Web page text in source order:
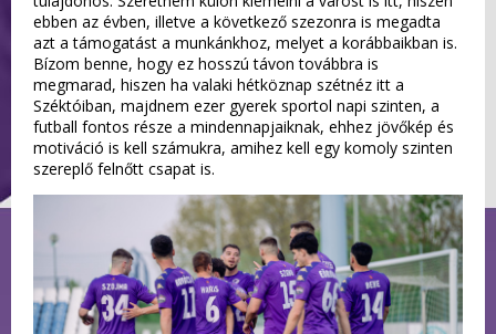
ebben az évben, illetve a következő szezonra is megadta
azt a támogatást a munkánkhoz, melyet a korábbaikban is.
Bízom benne, hogy ez hosszú távon továbbra is
megmarad, hiszen ha valaki hétköznap szétnéz itt a
Széktóiban, majdnem ezer gyerek sportol napi szinten, a
futball fontos része a mindennapjaiknak, ehhez jövőkép és
motiváció is kell számukra, amihez kell egy komoly szinten
szereplő felnőtt csapat is.